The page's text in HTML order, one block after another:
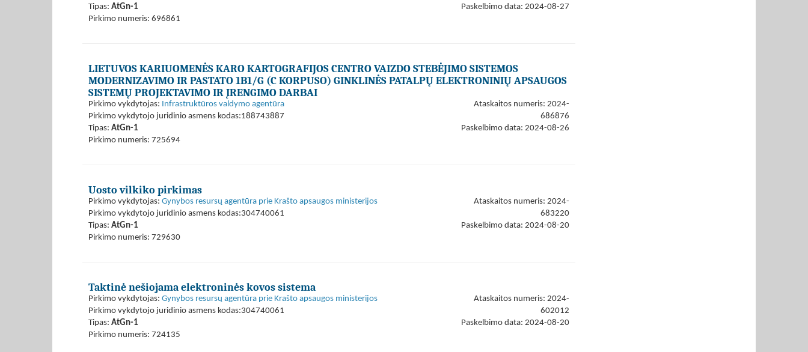
Tipas: AtGn-1
Pirkimo numeris: 696861
Paskelbimo data: 2024-08-27
LIETUVOS KARIUOMENĖS KARO KARTOGRAFIJOS CENTRO VAIZDO STEBĖJIMO SISTEMOS
MODERNIZAVIMO IR PASTATO 1B1/G (C KORPUSO) GINKLINĖS PATALPŲ ELEKTRONINIŲ APSAUGOS
SISTEMŲ PROJEKTAVIMO IR ĮRENGIMO DARBAI
Pirkimo vykdytojas: Infrastruktūros valdymo agentūra
Pirkimo vykdytojo juridinio asmens kodas:188743887
Tipas: AtGn-1
Pirkimo numeris: 725694
Ataskaitos numeris: 2024-
686876
Paskelbimo data: 2024-08-26
Uosto vilkiko pirkimas
Pirkimo vykdytojas: Gynybos resursų agentūra prie Krašto apsaugos ministerijos
Pirkimo vykdytojo juridinio asmens kodas:304740061
Tipas: AtGn-1
Pirkimo numeris: 729630
Ataskaitos numeris: 2024-
683220
Paskelbimo data: 2024-08-20
Taktinė nešiojama elektroninės kovos sistema
Pirkimo vykdytojas: Gynybos resursų agentūra prie Krašto apsaugos ministerijos
Pirkimo vykdytojo juridinio asmens kodas:304740061
Tipas: AtGn-1
Pirkimo numeris: 724135
Ataskaitos numeris: 2024-
602012
Paskelbimo data: 2024-08-20